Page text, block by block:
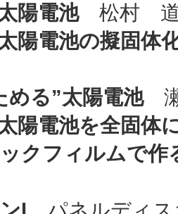
陽電池松村 道
陽電池の擬固体
める”太陽電池瀬
陽電池を全固体
クフィルムで作